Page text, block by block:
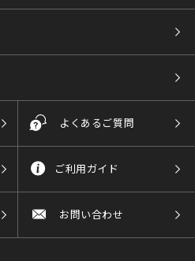
よくあるご質問
ご利用ガイド
お問い合わせ